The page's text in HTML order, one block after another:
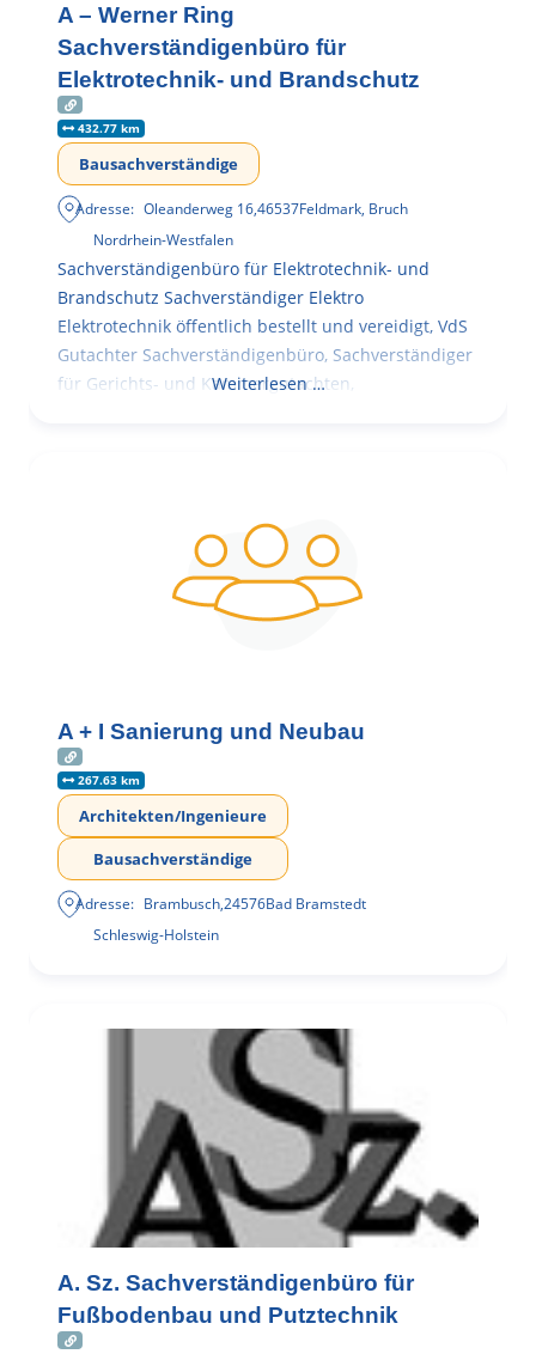
A – Werner Ring
Sachverständigenbüro für
Elektrotechnik- und Brandschutz
432.77 km
Bausachverständige
Adresse: Oleanderweg 16,46537Feldmark, Bruch
Nordrhein-Westfalen
Sachverständigenbüro für Elektrotechnik- und
Brandschutz Sachverständiger Elektro
Elektrotechnik öffentlich bestellt und vereidigt, VdS
Gutachter Sachverständigenbüro, Sachverständiger
für Gerichts- und Kammergutachten,
Weiterlesen …
A + I Sanierung und Neubau
267.63 km
Architekten/Ingenieure
Bausachverständige
Adresse: Brambusch,24576Bad Bramstedt
Schleswig-Holstein
A. Sz. Sachverständigenbüro für
Fußbodenbau und Putztechnik